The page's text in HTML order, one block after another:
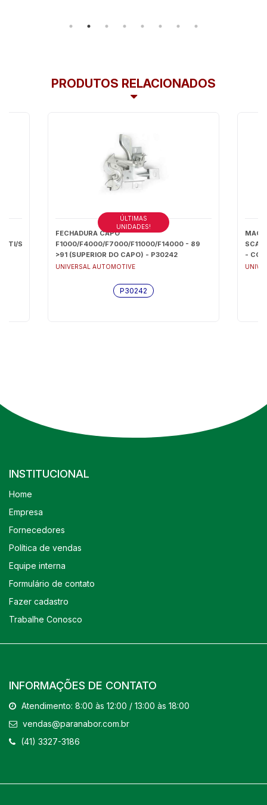
PRODUTOS RELACIONADOS
SAVEIRO
FECHADURA CAPO
F1000/F4000/F7000/F11000/F14000 - 89
>91 (SUPERIOR DO CAPO) - P30242
UNIVERSAL AUTOMOTIVE
ÚLTIMAS
UNIDADES!
P30242
-
INSTITUCIONAL
Home
Empresa
Fornecedores
Política de vendas
Equipe interna
Formulário de contato
Fazer cadastro
Trabalhe Conosco
INFORMAÇÕES DE CONTATO
Atendimento: 8:00 às 12:00 / 13:00 às 18:00
vendas@paranabor.com.br
(41) 3327-3186